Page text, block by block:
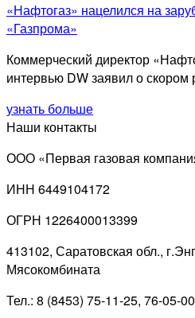
«Нафтогаз» нацелился на
«Газпрома»
Коммерческий директор
интервью DW заявил о скором
узнать больше
Наши контакты
ООО «Первая газовая
ИНН 6449104172
ОГРН 1226400013399
413102, Саратовская обл.,
Мясокомбината
Тел.: 8 (8453) 75-11-25, 76-05-00